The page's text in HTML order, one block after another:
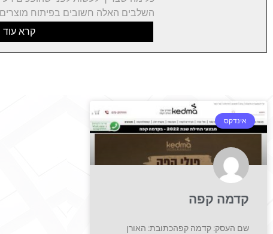
השלבים האלה חשובים בפיתוח
קרא עוד
אינדקס
קדמה קפה
שם העסק: קדמה קפהכתובת: האורן